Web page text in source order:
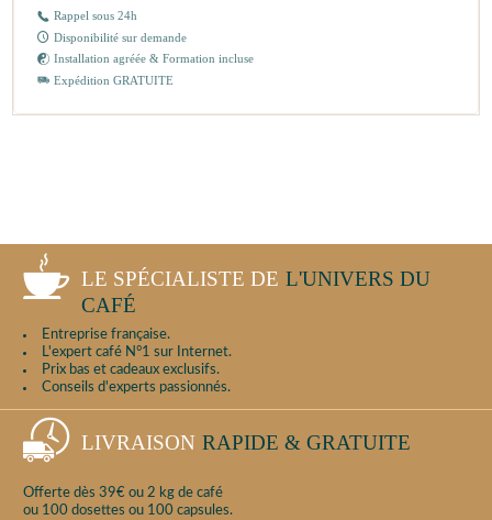
Rappel sous 24h
Disponibilité sur demande
Installation agréée & Formation incluse
Expédition GRATUITE
LE SPÉCIALISTE DE L'UNIVERS DU
CAFÉ
Entreprise française.
L'expert café N°1 sur Internet.
Prix bas et cadeaux exclusifs.
Conseils d'experts passionnés.
LIVRAISON RAPIDE & GRATUITE
Offerte dès 39€ ou 2 kg de café
ou 100 dosettes ou 100 capsules.